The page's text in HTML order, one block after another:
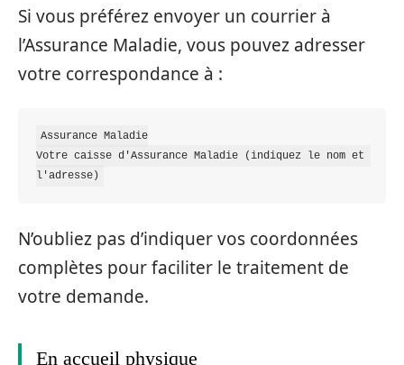
Si vous préférez envoyer un courrier à
l’Assurance Maladie, vous pouvez adresser
votre correspondance à :
Assurance Maladie
Votre caisse d'Assurance Maladie (indiquez le nom et
N’oubliez pas d’indiquer vos coordonnées
complètes pour faciliter le traitement de
votre demande.
En accueil physique